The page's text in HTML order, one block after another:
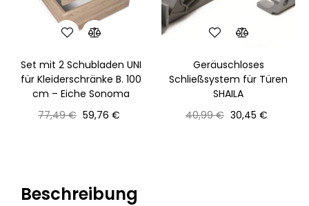
Set mit 2 Schubladen UNI
für Kleiderschränke B. 100
cm – Eiche Sonoma
Normaler
77,49 € Preis
59,76 €
Geräuschloses
Schließsystem für Türen
SHAILA
Normaler
40,99 € Preis
30,45 €
Beschreibung